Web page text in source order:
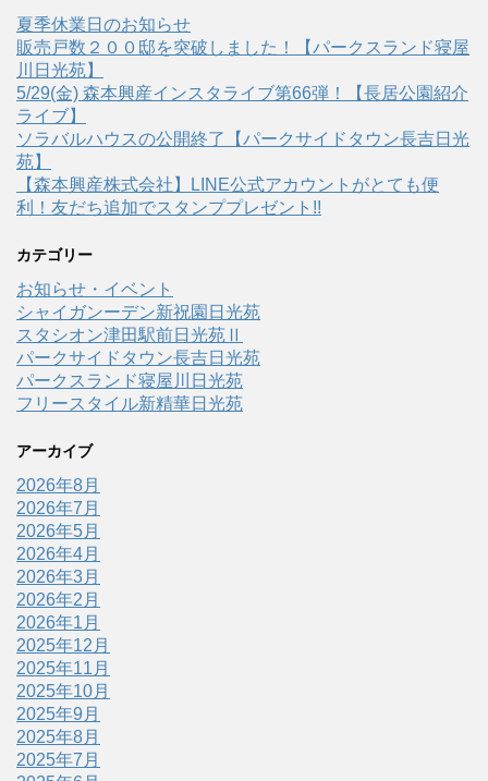
夏季休業日のお知らせ
販売戸数２００邸を突破しました！【パークスランド寝屋
川日光苑】
5/29(金) 森本興産インスタライブ第66弾！【長居公園紹介
ライブ】
ソラバルハウスの公開終了【パークサイドタウン長吉日光
苑】
【森本興産株式会社】LINE公式アカウントがとても便
利！友だち追加でスタンププレゼント!!
カテゴリー
お知らせ・イベント
シャイガンーデン新祝園日光苑
スタシオン津田駅前日光苑Ⅱ
パークサイドタウン長吉日光苑
パークスランド寝屋川日光苑
フリースタイル新精華日光苑
アーカイブ
2026年8月
2026年7月
2026年5月
2026年4月
2026年3月
2026年2月
2026年1月
2025年12月
2025年11月
2025年10月
2025年9月
2025年8月
2025年7月